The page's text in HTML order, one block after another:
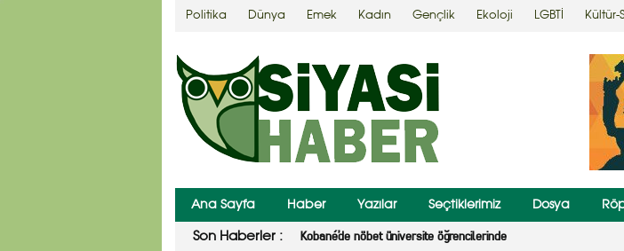
Politika Dünya Emek Kadın Gençlik Ekoloji LGBTİ Kültür-
Ana Sayfa Haber Yazılar Seçtiklerimiz Dosya
Son Haberler : Yargıtay’dan Ahmet Şahbaz kararı